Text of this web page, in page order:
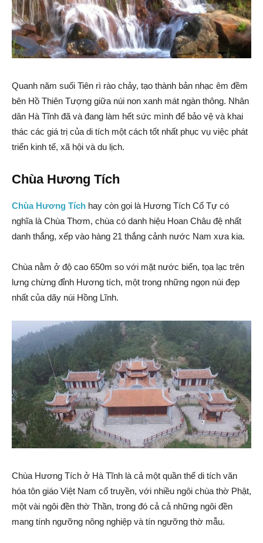
Quanh năm suối Tiên rì rào chảy, tạo thành bản nhạc êm đềm
bên Hồ Thiên Tượng giữa núi non xanh mát ngàn thông. Nhân
dân Hà Tĩnh đã và đang làm hết sức mình để bảo vệ và khai
thác các giá trị của di tích một cách tốt nhất phục vụ việc phát
triển kinh tế, xã hội và du lịch.
Chùa Hương Tích
Chùa Hương Tích hay còn gọi là Hương Tích Cổ Tự có
nghĩa là Chùa Thơm, chùa có danh hiệu Hoan Châu đệ nhất
danh thắng, xếp vào hàng 21 thắng cảnh nước Nam xưa kia.
Chùa nằm ở độ cao 650m so với mặt nước biển, tọa lạc trên
lưng chừng đỉnh Hương tích, một trong những ngọn núi đẹp
nhất của dãy núi Hồng Lĩnh.
Chùa Hương Tích ở Hà Tĩnh là cả một quần thể di tích văn
hóa tôn giáo Việt Nam cổ truyền, với nhiều ngôi chùa thờ Phật,
một vài ngôi đền thờ Thần, trong đó cả cả những ngôi đền
mang tính ngưỡng nông nghiệp và tín ngưỡng thờ mẫu.